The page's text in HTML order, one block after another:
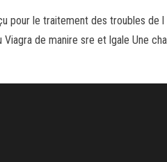
pour le traitement des troubles
de manire sre et lgale Une